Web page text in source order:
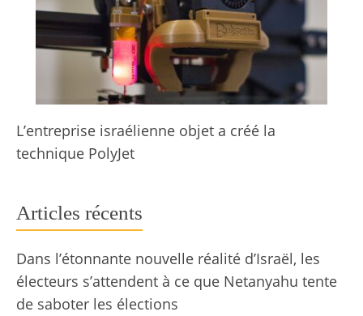
L’entreprise israélienne objet a créé la
technique PolyJet
Articles récents
Dans l’étonnante nouvelle réalité d’Israël, les
électeurs s’attendent à ce que Netanyahu tente
de saboter les élections